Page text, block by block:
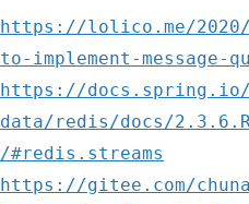
https://lolico.me/2020/
to-implement-message-
https://
data/redis/docs/
/#redis.streams
https://gitee.com/